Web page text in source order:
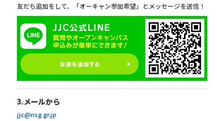
友だち追加をして、「オーキャン参加希望」とメッセージを送信！
3.メールから
jjc@nsg.gr.jp